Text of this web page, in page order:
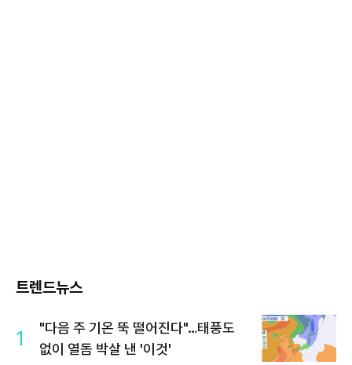
트렌드뉴스
1
"다음 주 기온 뚝 떨어진다"…태풍도
없이 열돔 박살 낸 '이것'